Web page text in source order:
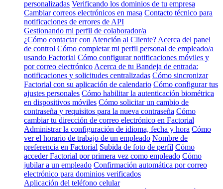
personalizadas Verificando los dominios de tu empresa
Cambiar correos electrónicos en masa Contacto técnico para
notificaciones de errores de API
Gestionando mi perfil de colaborador/a
¿Cómo contactar con Atención al Cliente? Acerca del panel
de control Cómo completar mi perfil personal de empleado/a
usando Factorial Cómo configurar notificaciones móviles y
por correo electrónico Acerca de tu Bandeja de entrada:
notificaciones y solicitudes centralizadas Cómo sincronizar
Factorial con su aplicación de calendario Cómo configurar tus
ajustes personales Cómo habilitar la autenticación biométrica
en dispositivos móviles Cómo solicitar un cambio de
contraseña y requisitos para la nueva contraseña Cómo
cambiar tu dirección de correo electrónico en Factorial
Administrar la configuración de idioma, fecha y hora Cómo
ver el horario de trabajo de un empleado Nombre de
preferencia en Factorial Subida de foto de perfil Cómo
acceder Factorial por primera vez como empleado Cómo
jubilar a un empleado Confirmación automática por correo
electrónico para dominios verificados
Aplicación del teléfono celular